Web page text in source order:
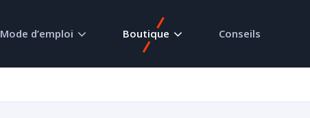
Mode d’emploi Boutique Conseils